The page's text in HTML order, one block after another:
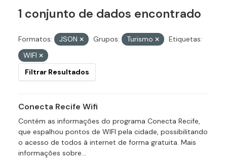
1 conjunto de dados encontrado
Formatos: JSON Grupos: Turismo
Etiquetas:
WIFI
Filtrar Resultados
Conecta Recife Wifi
Contém as informações do programa Conecta Recife,
que espalhou pontos de WIFI pela cidade, possibilitando
o acesso de todos à internet de forma gratuita. Mais
informações sobre...